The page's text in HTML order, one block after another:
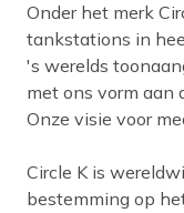
Onder het merk
tankstations in
's werelds
met ons vorm aan
Onze visie voor
Circle K is
bestemming op